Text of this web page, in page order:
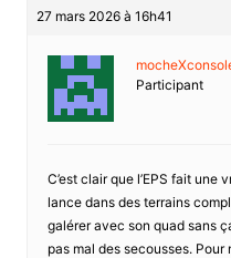
27 mars 2026 à 16h41
Participant
C’est clair que l’EPS fait
lance dans des terrains
galérer avec son quad sans
pas mal des secousses. Pour